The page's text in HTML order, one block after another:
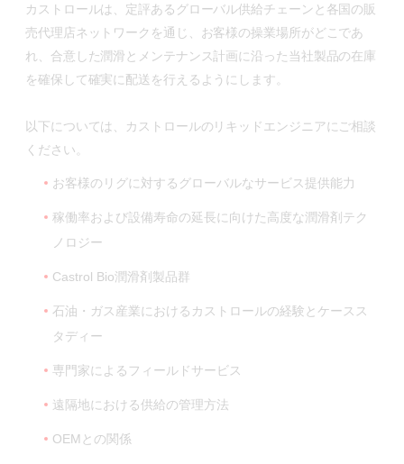
カストロールは、定評あるグローバル供給チェーンと各国の販
売代理店ネットワークを通じ、お客様の操業場所がどこであ
れ、合意した潤滑とメンテナンス計画に沿った当社製品の在庫
を確保して確実に配送を行えるようにします。
以下については、カストロールのリキッドエンジニアにご相談
ください。
お客様のリグに対するグローバルなサービス提供能力
稼働率および設備寿命の延長に向けた高度な潤滑剤テク
ノロジー
Castrol Bio潤滑剤製品群
石油・ガス産業におけるカストロールの経験とケースス
タディー
専門家によるフィールドサービス
遠隔地における供給の管理方法
OEMとの関係